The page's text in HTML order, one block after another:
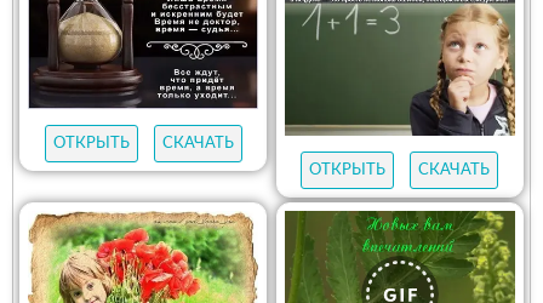
ОТКРЫТЬ
СКАЧАТЬ
ОТКРЫТЬ
СКАЧАТЬ